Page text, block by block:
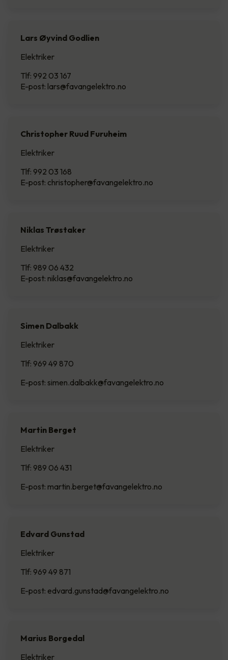
Lars Øyvind Godlien
Elektriker
Tlf: 992 03 167
E-post: lars@favangelektro.no
Christopher Ruud Furuheim
Elektriker
Tlf: 992 03 168
E-post: christopher@favangelektro.no
Niklas Trøstaker
Elektriker
Tlf: 989 06 432
E-post: niklas@favangelektro.no
Simen Dalbakk
Elektriker
Tlf: 969 49 870
E-post: simen.dalbakk@favangelektro.no
Martin Berget
Elektriker
Tlf: 989 06 431
E-post: martin.berget@favangelektro.no
Edvard Gunstad
Elektriker
Tlf: 969 49 871
E-post: edvard.gunstad@favangelektro.no
Marius Borgedal
Elektriker